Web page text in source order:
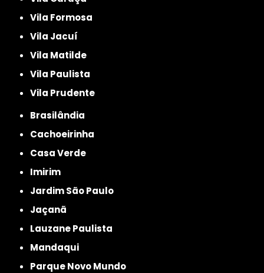
Vila Formosa
Vila Jacuí
Vila Matilde
Vila Paulista
Vila Prudente
Brasilândia
Cachoeirinha
Casa Verde
Imirim
Jardim São Paulo
Jaçanã
Lauzane Paulista
Mandaqui
Parque Novo Mundo